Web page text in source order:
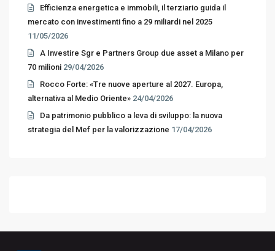
Efficienza energetica e immobili, il terziario guida il
mercato con investimenti fino a 29 miliardi nel 2025
11/05/2026
A Investire Sgr e Partners Group due asset a Milano per
70 milioni 29/04/2026
Rocco Forte: «Tre nuove aperture al 2027. Europa,
alternativa al Medio Oriente» 24/04/2026
Da patrimonio pubblico a leva di sviluppo: la nuova
strategia del Mef per la valorizzazione 17/04/2026